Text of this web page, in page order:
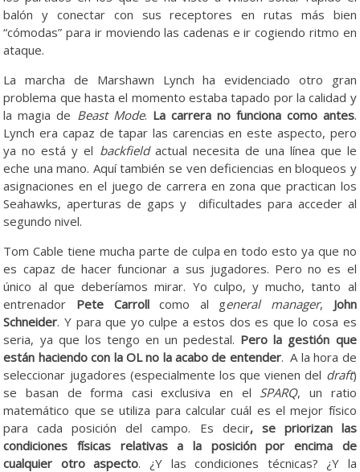
balón y conectar con sus receptores en rutas más bien
“cómodas” para ir moviendo las cadenas e ir cogiendo ritmo en
ataque.
La marcha de Marshawn Lynch ha evidenciado otro gran
problema que hasta el momento estaba tapado por la calidad y
la magia de Beast Mode. La carrera no funciona como antes.
Lynch era capaz de tapar las carencias en este aspecto, pero
ya no está y el backfieldactual necesita de una línea que le
eche una mano. Aquí también se ven deficiencias en bloqueos y
asignaciones en el juego de carrera en zona que practican los
Seahawks, aperturas de gaps y dificultades para acceder al
segundo nivel.
Tom Cable tiene mucha parte de culpa en todo esto ya que no
es capaz de hacer funcionar a sus jugadores. Pero no es el
único al que deberíamos mirar. Yo culpo, y mucho, tanto al
entrenador Pete Carrollcomo al general manager, John
Schneider. Y para que yo culpe a estos dos es que lo cosa es
seria, ya que los tengo en un pedestal. Pero la gestión que
están haciendo con la OL no la acabo de entender. A la hora de
seleccionar jugadores (especialmente los que vienen del draft)
se basan de forma casi exclusiva en el SPARQ, un ratio
matemático que se utiliza para calcular cuál es el mejor físico
para cada posición del campo. Es decir, se priorizan las
condiciones físicas relativas a la posición por encima de
cualquier otro aspecto. ¿Y las condiciones técnicas? ¿Y la